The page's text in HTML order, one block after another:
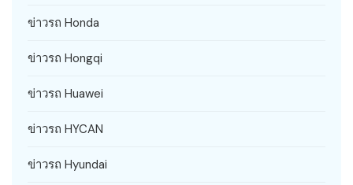
ข่าวรถ Honda
ข่าวรถ Hongqi
ข่าวรถ Huawei
ข่าวรถ HYCAN
ข่าวรถ Hyundai